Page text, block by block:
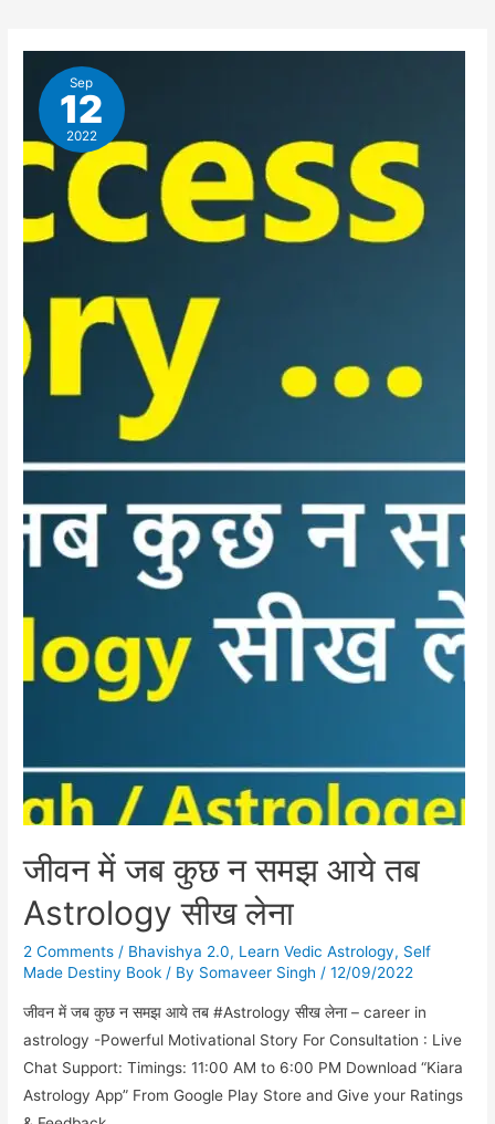
Sep
12
2022
जीवन में जब कुछ न समझ आये तब
Astrology सीख लेना
2 Comments / Bhavishya 2.0, Learn Vedic Astrology, Self
Made Destiny Book / By Somaveer Singh /12/09/2022
जीवन में जब कुछ न समझ आये तब #Astrology सीख लेना – career in
astrology -Powerful Motivational Story For Consultation : Live
Chat Support: Timings: 11:00 AM to 6:00 PM Download “Kiara
Astrology App” From Google Play Store and Give your Ratings